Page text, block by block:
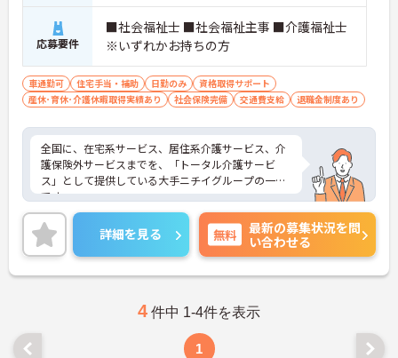
応募要件
■社会福祉士 ■社会福祉主事 ■介護福祉士
※いずれかお持ちの方
車通勤可 住宅手当・補助 日勤のみ
資格取得サポート
産休･育休･介護休暇取得実績あり
社会保険完備 交通費支給 退職金制度あり
全国に、在宅系サービス、居住系介護サービス、介
護保険外サービスまでを、「トータル介護サービ
ス」として提供している大手ニチイグループの一員
です。
24時間の見守り体制の「介護付有料老人ホーム ニチ
イホーム」と、高齢者に配慮した設備とサービスを
備えた「サービス付き高齢者向け住宅 アイリスガー
デン」を、首都圏を中心に展開しています。
これまでの長年の実績に加え、更なる介護サービス
ご興味をお持ちの方には詳細の情報や面接のポイン
トをお伝えしますのでお気軽にお問い合わせくださ
詳細を見る 無料
最新の募集状況を問
い合わせる
4 件中 1-4件を表示
1